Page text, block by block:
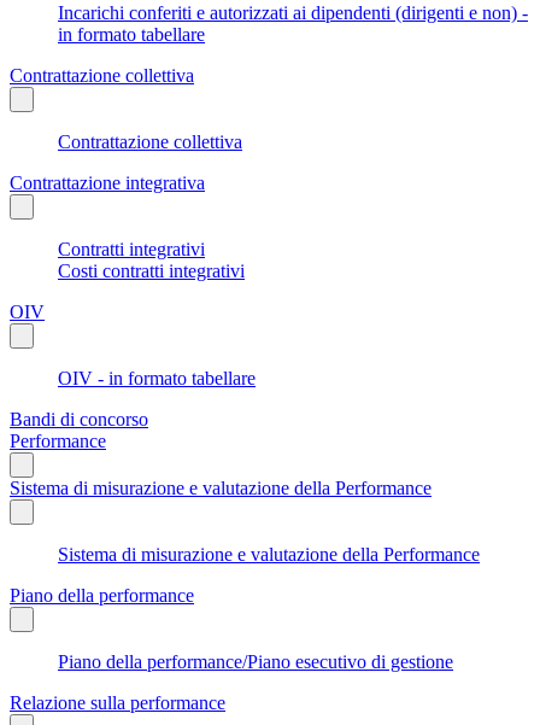
Incarichi conferiti e autorizzati ai dipendenti (dirigenti e non) -
in formato tabellare
Contrattazione collettiva
Contrattazione collettiva
Contrattazione integrativa
Contratti integrativi
Costi contratti integrativi
OIV
OIV - in formato tabellare
Bandi di concorso
Performance
Sistema di misurazione e valutazione della Performance
Sistema di misurazione e valutazione della Performance
Piano della performance
Piano della performance/Piano esecutivo di gestione
Relazione sulla performance